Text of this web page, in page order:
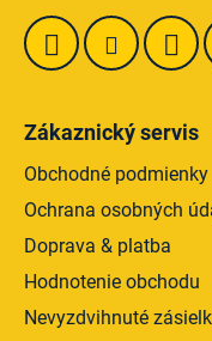
Zákaznický servis
Obchodné podmienky
Ochrana osobných
Doprava & platba
Hodnotenie obchodu
Nevyzdvihnuté